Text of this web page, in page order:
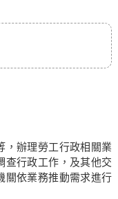
，辦理勞工行政相關業
查行政工作，及其他交
關依業務推動需求進行